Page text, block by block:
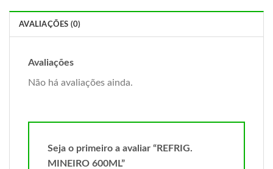
AVALIAÇÕES (0)
Avaliações
Não há avaliações ainda.
Seja o primeiro a avaliar “REFRIG.
MINEIRO 600ML”